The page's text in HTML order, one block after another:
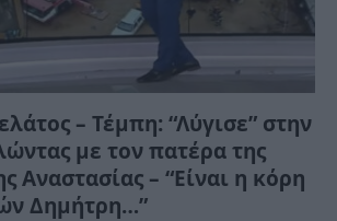
– Τέμπη: “Λύγισε” στην
με τον πατέρα της
Αναστασίας – “Είναι η κόρη
Δημήτρη…”